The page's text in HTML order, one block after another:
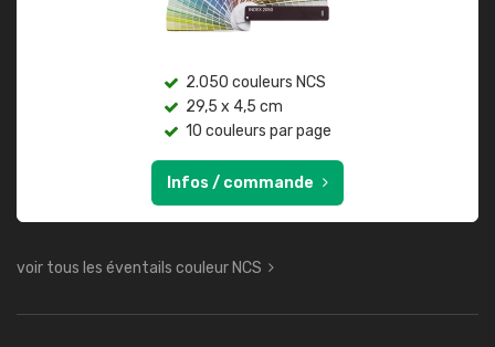
2.050 couleurs NCS
29,5 x 4,5 cm
10 couleurs par page
Infos / commande
voir tous les éventails couleur NCS